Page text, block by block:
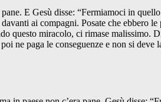
E Gesù disse: “Fermiamoci in
ai compagni. Posate che ebbero
questo miracolo, ci rimase malissimo.
ne paga le conseguenze e non si